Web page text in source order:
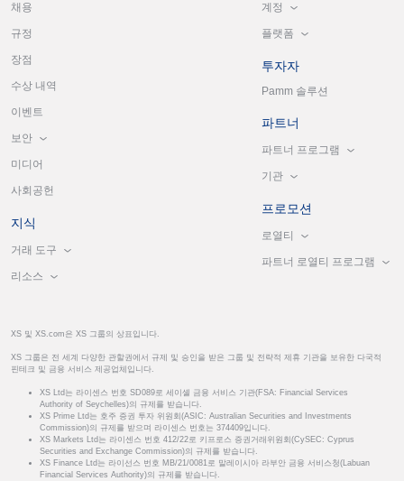
채용
규정
장점
수상 내역
이벤트
보안
미디어
사회공헌
지식
거래 도구
리소스
계정
플랫폼
투자자
Pamm 솔루션
파트너
파트너 프로그램
기관
프로모션
로열티
파트너 로열티 프로그램
XS 및 XS.com은 XS 그룹의 상표입니다.
XS 그룹은 전 세계 다양한 관할권에서 규제 및 승인을 받은 그룹 및 전략적 제휴 기관을 보유한 다국적
핀테크 및 금융 서비스 제공업체입니다.
XS Ltd는 라이센스 번호 SD089로 세이셸 금융 서비스 기관(FSA: Financial Services
Authority of Seychelles)의 규제를 받습니다.
XS Prime Ltd는 호주 증권 투자 위원회(ASIC: Australian Securities and Investments
Commission)의 규제를 받으며 라이센스 번호는 374409입니다.
XS Markets Ltd는 라이센스 번호 412/22로 키프로스 증권거래위원회(CySEC: Cyprus
Securities and Exchange Commission)의 규제를 받습니다.
XS Finance Ltd는 라이선스 번호 MB/21/0081로 말레이시아 라부안 금융 서비스청(Labuan
Financial Services Authority)의 규제를 받습니다.